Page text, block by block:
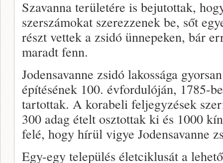
Szavanna területére is bejutottak,
szerszámokat szerezzenek be, sőt
részt vettek a zsidó ünnepeken, bár
maradt fenn.
Jodensavanne zsidó lakossága
építésének 100. évfordulóján, 1785-
tartottak. A korabeli feljegyzések
300 adag ételt osztottak ki és 1000
felé, hogy hírül vigye Jodensavanne
Egy-egy település életciklusát a